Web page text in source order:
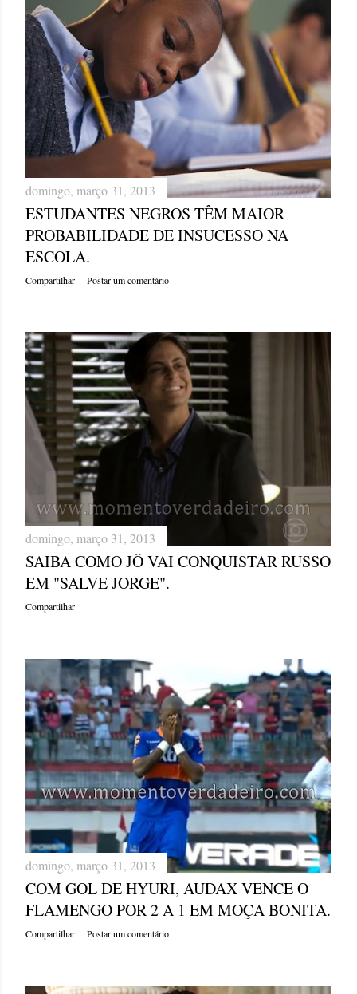
domingo, março 31, 2013
ESTUDANTES NEGROS TÊM MAIOR
PROBABILIDADE DE INSUCESSO NA
ESCOLA.
Compartilhar Postar um comentário
domingo, março 31, 2013
SAIBA COMO JÔ VAI CONQUISTAR RUSSO
EM "SALVE JORGE".
Compartilhar
domingo, março 31, 2013
COM GOL DE HYURI, AUDAX VENCE O
FLAMENGO POR 2 A 1 EM MOÇA BONITA.
Compartilhar Postar um comentário